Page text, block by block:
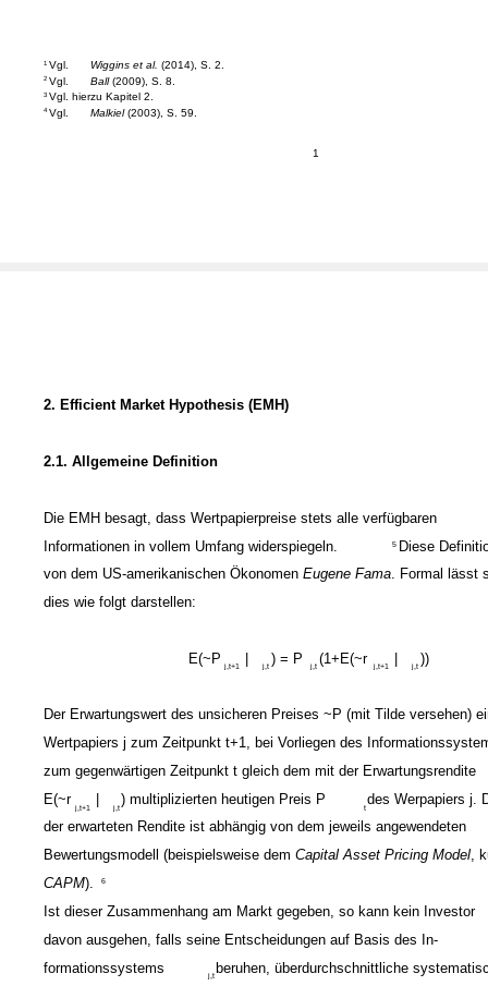
1 Vgl. Wiggins et al. (2014), S. 2.
2 Vgl. Ball(2009), S. 8.
3 Vgl. hierzu Kapitel 2.
4 Vgl. Malkiel(2003), S. 59.
1
2. Efficient Market Hypothesis (EMH)
2.1. Allgemeine Definition
Die EMH besagt, dass Wertpapierpreise stets alle verfügbaren
Informationen in vollem Umfang widerspiegeln.
5 Diese
von dem US-amerikanischen ÖkonomenEugene Fama . Formal lässt
dies wie folgt darstellen:
E(~P
j,t+1
|
j,t
) = P
j,t
(1+E(~r
j,t+1
|
j,t
))
Der Erwartungswert des unsicheren Preises ~P (mit Tilde versehen)
Wertpapiers j zum Zeitpunkt t+1, bei Vorliegen des
zum gegenwärtigen Zeitpunkt t gleich dem mit der Erwartungsrendite
E(~r
j,t+1 j,t
) multiplizierten heutigen Preis P
t
des Werpapiers j.
der erwarteten Rendite ist abhängig von dem jeweils angewendeten
Bewertungsmodell (beispielsweise demCapital Asset Pricing Model ,
CAPM). 6
Ist dieser Zusammenhang am Markt gegeben, so kann kein Investor
davon ausgehen, falls seine Entscheidungen auf Basis des In-
formationssystems
j,t
beruhen, überdurchschnittliche